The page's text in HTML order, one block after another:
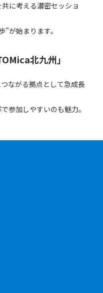
に考える濃密セッショ
が始まります。
北九州」
ながる拠点として急成長
参加しやすいのも魅力。